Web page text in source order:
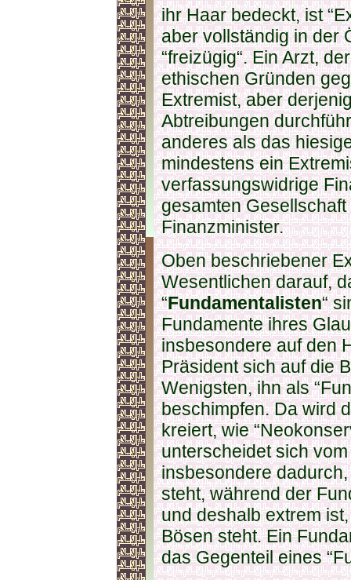
ihr Haar bedeckt, ist
aber vollständig in der
“freizügig“. Ein Arzt,
ethischen Gründen
Extremist, aber
Abtreibungen
anderes als das
mindestens ein
verfassungswidrige
gesamten
Finanzminister.
Oben beschriebener
Wesentlichen darauf,
“Fundamentalisten“
Fundamente ihres
insbesondere auf den
Präsident sich auf die
Wenigsten, ihn als
beschimpfen. Da wird
kreiert, wie
unterscheidet sich
insbesondere
steht, während der
und deshalb extrem
Bösen steht. Ein
das Gegenteil eines